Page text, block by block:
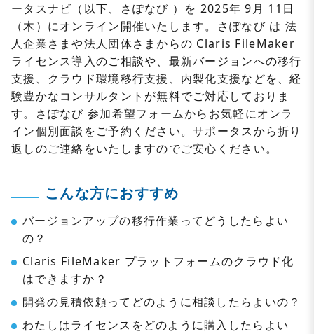
ータスナビ（以下、さぽなび ）を 2025年 9月 11日
（木）にオンライン開催いたします。さぽなび は 法
人企業さまや法人団体さまからの Claris FileMaker
ライセンス導入のご相談や、最新バージョンへの移行
支援、クラウド環境移行支援、内製化支援などを、経
験豊かなコンサルタントが無料でご対応しておりま
す。さぽなび 参加希望フォームからお気軽にオンラ
イン個別面談をご予約ください。サポータスから折り
返しのご連絡をいたしますのでご安心ください。
こんな方におすすめ
バージョンアップの移行作業ってどうしたらよい
の？
Claris FileMaker プラットフォームのクラウド化
はできますか？
開発の見積依頼ってどのように相談したらよいの？
わたしはライセンスをどのように購入したらよい